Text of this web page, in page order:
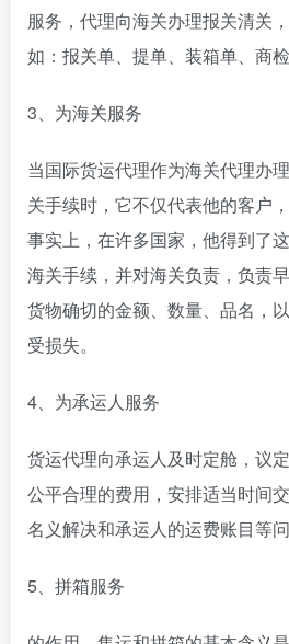
服务，代理向海关办理报关清关
如：报关单、提单、装箱单、商
3、为海关服务
当国际货运代理作为海关代理办
关手续时，它不仅代表他的客户
事实上，在许多国家，他得到了
海关手续，并对海关负责，负责
货物确切的金额、数量、品名，
受损失。
4、为承运人服务
货运代理向承运人及时定舱，议
公平合理的费用，安排适当时间
名义解决和承运人的运费账目等问
5、拼箱服务